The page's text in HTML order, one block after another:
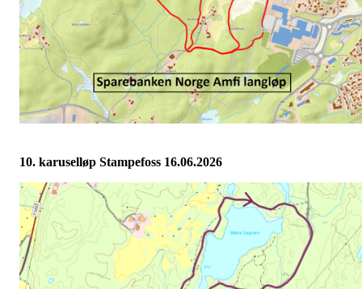
10. karuselløp Stampefoss 16.06.2026